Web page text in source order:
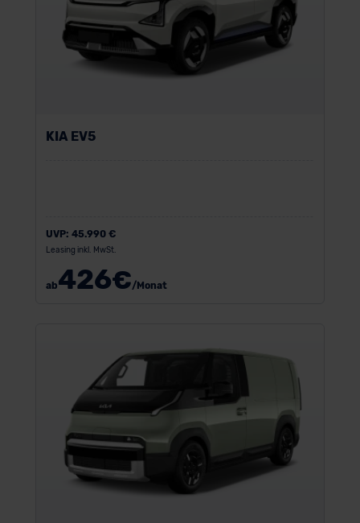
KIA EV5
UVP: 45.990 €
Leasing inkl. MwSt.
ab426€/Monat